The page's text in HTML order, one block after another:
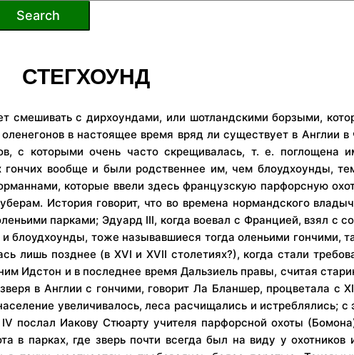
Search
СТЕГХОУНД
смешивать с дирхоундами, или шотландскими борзыми,
в настоящее время вряд ли существует в Англии
с которыми очень часто скрещивалась, т. е.
гончих вообще и были родственнее им, чем блоудхоунды,
которые ввели здесь французскую парфорсную
История говорит, что во времена нормандского
парками; Эдуард III, когда воевал с Францией, взял с
блоудхоунды, тоже называвшиеся тогда оленьими гончими,
лишь позднее (в XVI и XVII столетиях?), когда стали
Идстон и в последнее время Дальзиель правы, считая
в Англии с гончими, говорит Ла Бланшер, процветала с
увеличивалось, леса расчищались и истреблялись;
послал Иакову Стюарту учителя парфорсной охоты
в парках, где зверь почти всегда был на виду у